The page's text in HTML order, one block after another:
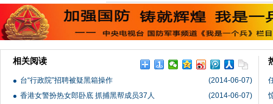
相关阅读
(2014-06-07)
台“行政院”招聘被疑黑箱操作
(2014-06-07)
香港女警扮热女郎卧底 抓捕黑帮成员37人